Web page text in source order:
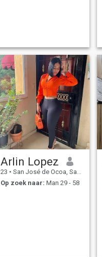
Arlin Lopez
23 • San José de Ocoa, San José de Ocoa, Dominicaanse Rep.
Op zoek naar: Man 29 - 58